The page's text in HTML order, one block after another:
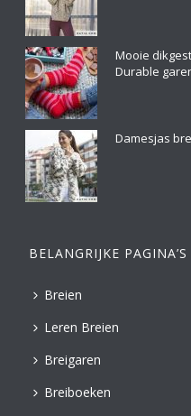
Mooie
Durable
Damesjas
BELANGRIJKE PAGINA’S
Breien
Leren Breien
Breigaren
Breiboeken